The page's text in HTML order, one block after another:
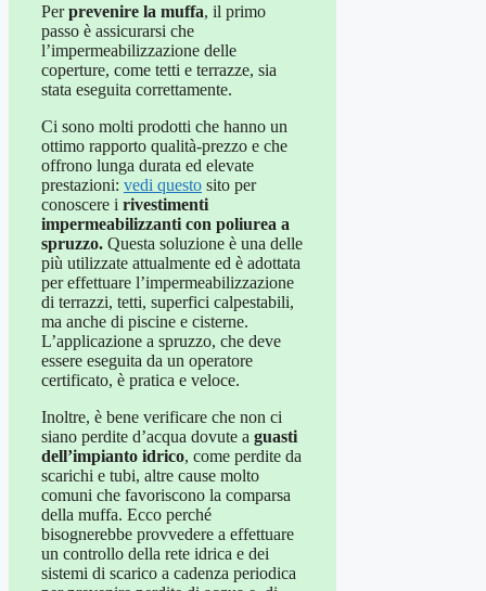
Perprevenire la muffa, il primo
passo è assicurarsi che
l’impermeabilizzazione delle
coperture, come tetti e terrazze, sia
stata eseguita correttamente.
Ci sono molti prodotti che hanno un
ottimo rapporto qualità-prezzo e che
offrono lunga durata ed elevate
prestazioni: vedi questo sito per
conoscere i rivestimenti
impermeabilizzanti con poliurea a
spruzzo. Questa soluzione è una delle
più utilizzate attualmente ed è adottata
per effettuare l’impermeabilizzazione
di terrazzi, tetti, superfici calpestabili,
ma anche di piscine e cisterne.
L’applicazione a spruzzo, che deve
essere eseguita da un operatore
certificato, è pratica e veloce.
Inoltre, è bene verificare che non ci
siano perdite d’acqua dovute a guasti
dell’impianto idrico, come perdite da
scarichi e tubi, altre cause molto
comuni che favoriscono la comparsa
della muffa. Ecco perché
bisognerebbe provvedere a effettuare
un controllo della rete idrica e dei
sistemi di scarico a cadenza periodica